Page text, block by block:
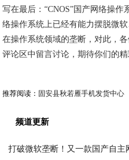
写在最后：“CNOS”国产网络操
络操作系统上已经有能力摆脱微
在操作系统领域的垄断，对此，
评论区中留言讨论，期待你们的精
推荐阅读： 固安县秋若雁手机发货中心
频道更新
打破微软垄断！又一款国产自主